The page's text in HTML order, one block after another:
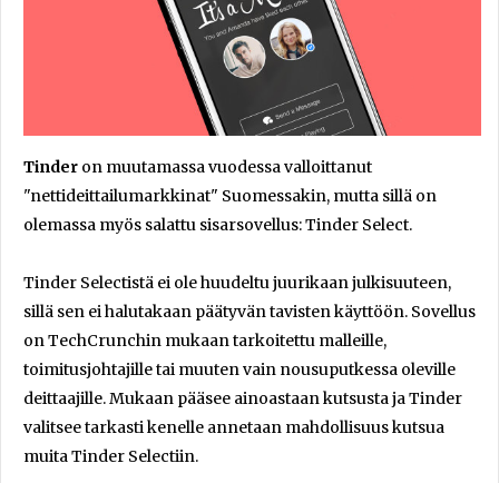
Tinder on muutamassa vuodessa valloittanut
"nettideittailumarkkinat" Suomessakin, mutta sillä on
olemassa myös salattu sisarsovellus: Tinder Select.
Tinder Selectistä ei ole huudeltu juurikaan julkisuuteen,
sillä sen ei halutakaan päätyvän tavisten käyttöön. Sovellus
on TechCrunchin mukaan tarkoitettu malleille,
toimitusjohtajille tai muuten vain nousuputkessa oleville
deittaajille. Mukaan pääsee ainoastaan kutsusta ja Tinder
valitsee tarkasti kenelle annetaan mahdollisuus kutsua
muita Tinder Selectiin.